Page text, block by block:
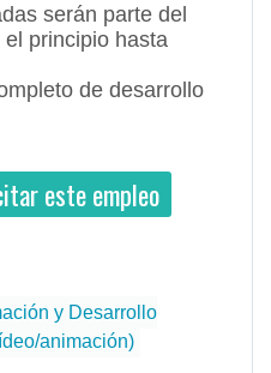
serán parte del
principio hasta
de desarrollo
este empleo
y Desarrollo
animación)